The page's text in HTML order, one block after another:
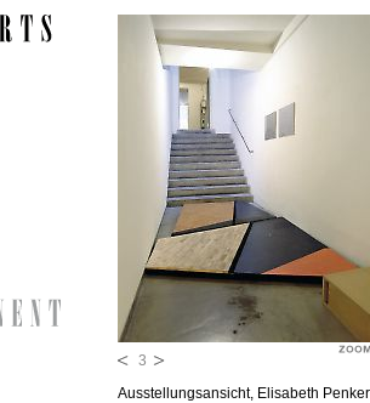
3
Ausstellungsansicht, Elisabeth